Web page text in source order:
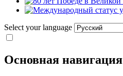
Select your language
Основная навигация